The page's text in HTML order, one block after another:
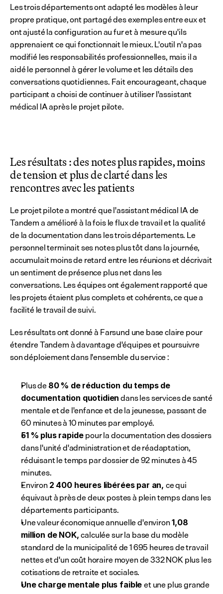
Les trois départements ont adapté les modèles à leur
propre pratique, ont partagé des exemples entre eux et
ont ajusté la configuration au fur et à mesure qu'ils
apprenaient ce qui fonctionnait le mieux. L'outil n'a pas
modifié les responsabilités professionnelles, mais il a
aidé le personnel à gérer le volume et les détails des
conversations quotidiennes. Fait encourageant, chaque
participant a choisi de continuer à utiliser l'assistant
médical IA après le projet pilote.
Les résultats : des notes plus rapides, moins
de tension et plus de clarté dans les
rencontres avec les patients
Le projet pilote a montré que l'assistant médical IA de
Tandem a amélioré à la fois le flux de travail et la qualité
de la documentation dans les trois départements. Le
personnel terminait ses notes plus tôt dans la journée,
accumulait moins de retard entre les réunions et décrivait
un sentiment de présence plus net dans les
conversations. Les équipes ont également rapporté que
les projets étaient plus complets et cohérents, ce que a
facilité le travail de suivi.
Les résultats ont donné à Farsund une base claire pour
étendre Tandem à davantage d'équipes et poursuivre
son déploiement dans l'ensemble du service :
Plus de 80 % de réduction du temps de
documentation quotidien dans les services de santé
mentale et de l'enfance et de la jeunesse, passant de
60 minutes à 10 minutes par employé.
51 % plus rapide pour la documentation des dossiers
dans l'unité d'administration et de réadaptation,
réduisant le temps par dossier de 92 minutes à 45
minutes.
Environ 2 400 heures libérées par an, ce qui
équivaut à près de deux postes à plein temps dans les
départements participants.
Une valeur économique annuelle d'environ 1,08
million de NOK, calculée sur la base du modèle
standard de la municipalité de 1 695 heures de travail
nettes et d'un coût horaire moyen de 332 NOK plus les
cotisations de retraite et sociales.
Une charge mentale plus faible et une plus grande